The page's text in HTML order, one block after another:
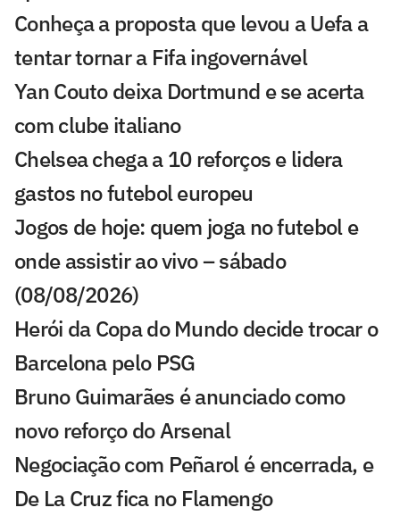
Conheça a proposta que levou a Uefa a
tentar tornar a Fifa ingovernável
Yan Couto deixa Dortmund e se acerta
com clube italiano
Chelsea chega a 10 reforços e lidera
gastos no futebol europeu
Jogos de hoje: quem joga no futebol e
onde assistir ao vivo – sábado
(08/08/2026)
Herói da Copa do Mundo decide trocar o
Barcelona pelo PSG
Bruno Guimarães é anunciado como
novo reforço do Arsenal
Negociação com Peñarol é encerrada, e
De La Cruz fica no Flamengo